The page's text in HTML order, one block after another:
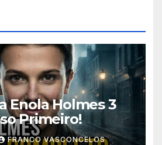
Enola Holmes 3
Primeiro!
FRANCO VASCONCELOS